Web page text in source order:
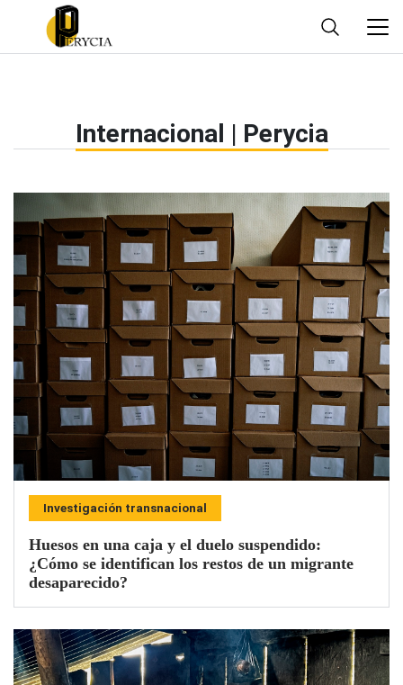
Internacional | Perycia
Investigación transnacional
Huesos en una caja y el duelo suspendido:
¿Cómo se identifican los restos de un migrante
desaparecido?